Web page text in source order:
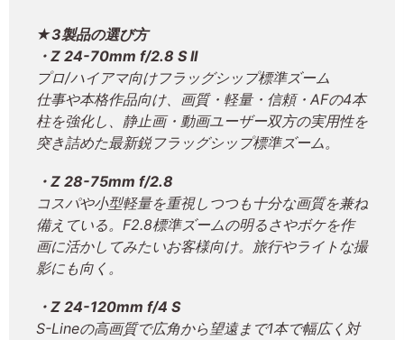
★3製品の選び方
・Z 24-70mm f/2.8 S II
プロ/ハイアマ向けフラッグシップ標準ズーム
仕事や本格作品向け、画質・軽量・信頼・AFの4本
柱を強化し、静止画・動画ユーザー双方の実用性を
突き詰めた最新鋭フラッグシップ標準ズーム。
・Z 28-75mm f/2.8
コスパや小型軽量を重視しつつも十分な画質を兼ね
備えている。F2.8標準ズームの明るさやボケを作
画に活かしてみたいお客様向け。旅行やライトな撮
影にも向く。
・Z 24-120mm f/4 S
S-Lineの高画質で広角から望遠まで1本で幅広く対